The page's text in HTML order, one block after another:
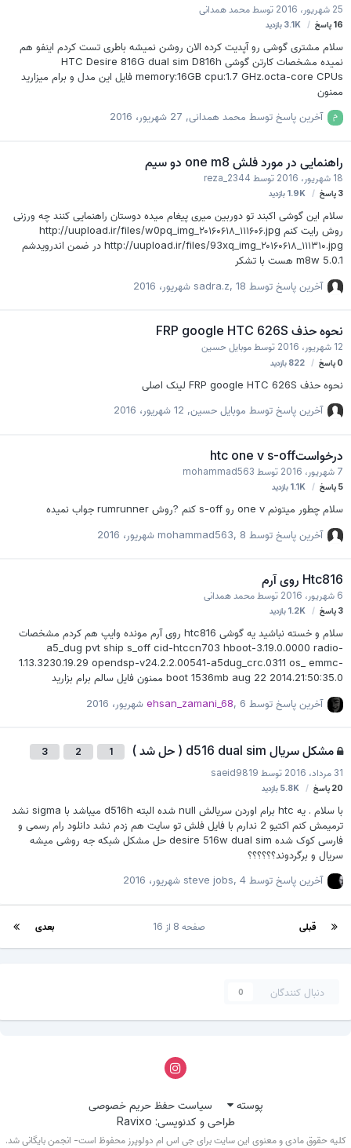
25 شهریور، 2016 توسط محمد همدانی
16 پاسخ 3.1Kبازدید
سلام مشتری گوشی رو آپدیت کرده الان روشن نمیشه باطری تست کردم اینفو هم
نمیده مشخصات کارتن گوشی HTC Desire 816G dual sim D816h
memory:16GB cpu:1.7 GHz.octa-core CPUs فایل این مدل و برام میزارید
ممنون
آخرین پاسخ توسطمحمد همدانی, 27 شهریور، 2016
راهنمایی در مورد فلش one m8 دو سیم
18 شهریور، 2016 توسطreza_2344
3پاسخ 1.9K بازدید
سلام این گوشی اکبند تو دوربین میری پیغام میده دوستان راهنمایی کنند چه ورزنی
روش رایت کنم http://uupload.ir/files/w0pq_img_۲۰۱۶۰۶۱۸_۱۱۱۶۰۶.jpg
http://uupload.ir/files/93xq_img_۲۰۱۶۰۶۱۸_۱۱۱۳۱۰.jpg در ضمن اندرویدشم
5.0.1 m8w هست با تشکر
آخرین پاسخ توسط sadra.z ,18 شهریور، 2016
نحوه حذف FRP google HTC 626S
12 شهریور، 2016 توسطموبایل حسین
0پاسخ 822بازدید
نحوه حذف FRP google HTC 626S لینک اصلی
آخرین پاسخ توسط موبایل حسین, 12 شهریور، 2016
درخواستhtc one v s-off
7 شهریور، 2016 توسطmohammad563
5پاسخ 1.1Kبازدید
سلام چطور میتونم one v رو s-off کنم ?روش rumrunner جواب نمیده
آخرین پاسخ توسط mohammad563 ,8 شهریور، 2016
Htc816 روی آرم
6 شهریور، 2016 توسطمحمد همدانی
3پاسخ 1.2K بازدید
سلام و خسته نباشید یه گوشی htc816 روی آرم مونده وایپ هم کردم مشخصات
a5_dug pvt ship s_off cid-htccn703 hboot-3.19.0.0000 radio-
1.13.3230.19.29 opendsp-v24.2.2.00541-a5dug_crc.0311 os_ emmc-
boot 1536mb aug 22 2014.21:50:35.0 ممنون فایل سالم برام بزارید
آخرین پاسخ توسط ehsan_zamani_68 ,6 شهریور، 2016
مشکل سریال d516 dual sim ( حل شد ) 2
3
توسط saeid9819
20پاسخ 5.8Kبازدید
با سلام . یه htc برام اوردن سریالش null شده البته d516h میباشد با sigma نشد
ترمیمش کنم اکتیو 2 ندارم با فایل فلش تو سایت هم زدم نشد دانلود رام رسمی و
فارسی کوک شده desire 516w dual sim حل مشکل شبکه جه روشی میشه
سریال و برگردوند؟؟؟؟؟؟
آخرین پاسخ توسط steve jobs ,4 شهریور، 2016
قبلی بعدی صفحه 8 از 16
دنبال کنندگان 0
پوسته
سیاست حفظ حریم خصوصی
طراحی و کدنویسی: Ravixo
کلیه حقوق مادی و معنوی این سایت برای جی اس ام دولوپرز محفوظ است- انجمن بایگانی شد.